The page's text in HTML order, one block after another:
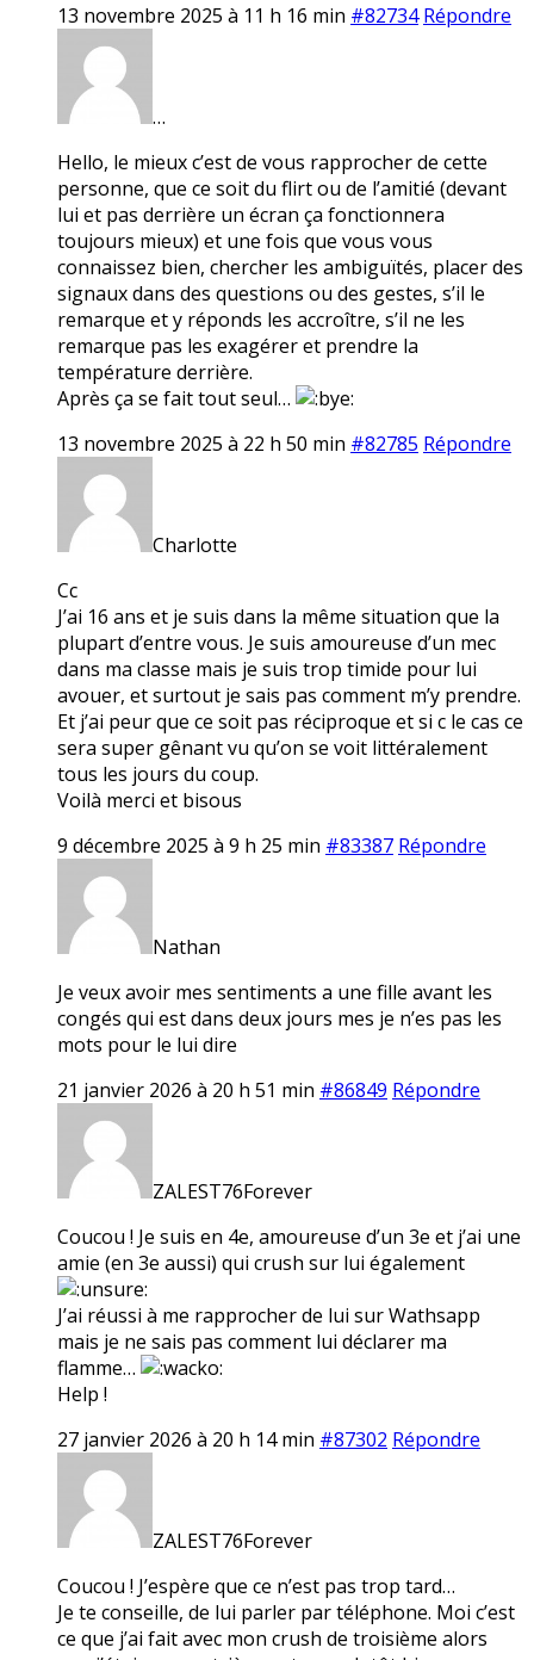
13 novembre 2025 à 11 h 16 min #82734 Répondre
…
Hello, le mieux c’est de vous rapprocher de cette
personne, que ce soit du flirt ou de l’amitié (devant
lui et pas derrière un écran ça fonctionnera
toujours mieux) et une fois que vous vous
connaissez bien, chercher les ambiguïtés, placer des
signaux dans des questions ou des gestes, s’il le
remarque et y réponds les accroître, s’il ne les
remarque pas les exagérer et prendre la
température derrière.
Après ça se fait tout seul…
13 novembre 2025 à 22 h 50 min #82785 Répondre
Charlotte
Cc
J’ai 16 ans et je suis dans la même situation que la
plupart d’entre vous. Je suis amoureuse d’un mec
dans ma classe mais je suis trop timide pour lui
avouer, et surtout je sais pas comment m’y prendre.
Et j’ai peur que ce soit pas réciproque et si c le cas ce
sera super gênant vu qu’on se voit littéralement
tous les jours du coup.
Voilà merci et bisous
9 décembre 2025 à 9 h 25 min #83387 Répondre
Nathan
Je veux avoir mes sentiments a une fille avant les
congés qui est dans deux jours mes je n’es pas les
mots pour le lui dire
21 janvier 2026 à 20 h 51 min #86849 Répondre
ZALEST76Forever
Coucou ! Je suis en 4e, amoureuse d’un 3e et j’ai une
amie (en 3e aussi) qui crush sur lui également
J’ai réussi à me rapprocher de lui sur Wathsapp
mais je ne sais pas comment lui déclarer ma
flamme…
Help !
27 janvier 2026 à 20 h 14 min #87302 Répondre
ZALEST76Forever
Coucou ! J’espère que ce n’est pas trop tard…
Je te conseille, de lui parler par téléphone. Moi c’est
ce que j’ai fait avec mon crush de troisième alors